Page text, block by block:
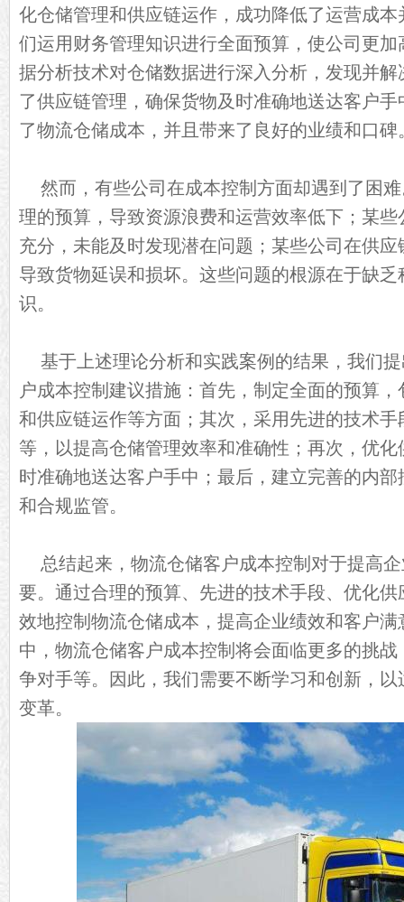
化仓储管理和供应链运作，成功降低了运营成
们运用财务管理知识进行全面预算，使公司更
据分析技术对仓储数据进行深入分析，发现并
了供应链管理，确保货物及时准确地送达客户
了物流仓储成本，并且带来了良好的业绩和口碑
然而，有些公司在成本控制方面却遇到了困
理的预算，导致资源浪费和运营效率低下；某
充分，未能及时发现潜在问题；某些公司在供
导致货物延误和损坏。这些问题的根源在于缺
识。
基于上述理论分析和实践案例的结果，我们
户成本控制建议措施：首先，制定全面的预算
和供应链运作等方面；其次，采用先进的技术
等，以提高仓储管理效率和准确性；再次，优
时准确地送达客户手中；最后，建立完善的内
和合规监管。
总结起来，物流仓储客户成本控制对于提高
要。通过合理的预算、先进的技术手段、优化
效地控制物流仓储成本，提高企业绩效和客户
中，物流仓储客户成本控制将会面临更多的挑
争对手等。因此，我们需要不断学习和创新，
变革。